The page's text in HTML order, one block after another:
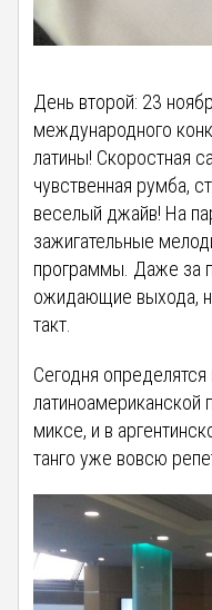
День второй: 23
международного
латины! Скоростная
чувственная румба,
веселый джайв! На
зажигательные
программы. Даже за
ожидающие выхода,
такт.
Сегодня
латиноамериканской
миксе, и в
танго уже вовсю